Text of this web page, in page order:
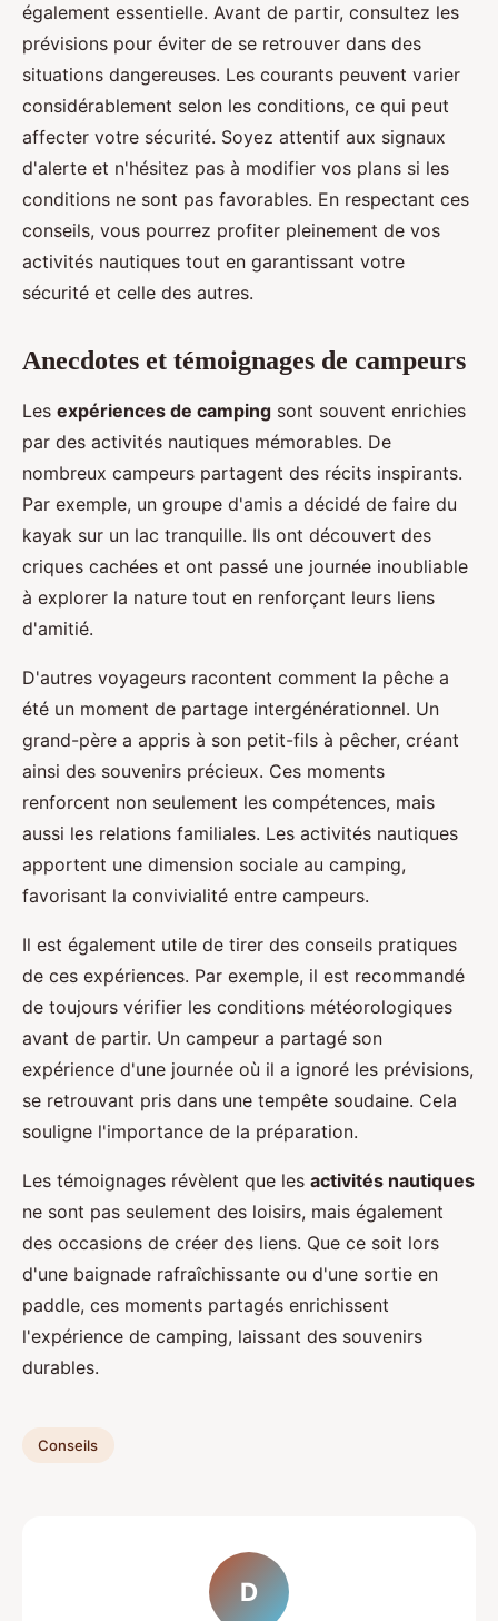
également essentielle. Avant de partir, consultez les
prévisions pour éviter de se retrouver dans des
situations dangereuses. Les courants peuvent varier
considérablement selon les conditions, ce qui peut
affecter votre sécurité. Soyez attentif aux signaux
d'alerte et n'hésitez pas à modifier vos plans si les
conditions ne sont pas favorables. En respectant ces
conseils, vous pourrez profiter pleinement de vos
activités nautiques tout en garantissant votre
sécurité et celle des autres.
Anecdotes et témoignages de campeurs
Les expériences de camping sont souvent enrichies
par des activités nautiques mémorables. De
nombreux campeurs partagent des récits inspirants.
Par exemple, un groupe d'amis a décidé de faire du
kayak sur un lac tranquille. Ils ont découvert des
criques cachées et ont passé une journée inoubliable
à explorer la nature tout en renforçant leurs liens
d'amitié.
D'autres voyageurs racontent comment la pêche a
été un moment de partage intergénérationnel. Un
grand-père a appris à son petit-fils à pêcher, créant
ainsi des souvenirs précieux. Ces moments
renforcent non seulement les compétences, mais
aussi les relations familiales. Les activités nautiques
apportent une dimension sociale au camping,
favorisant la convivialité entre campeurs.
Il est également utile de tirer des conseils pratiques
de ces expériences. Par exemple, il est recommandé
de toujours vérifier les conditions météorologiques
avant de partir. Un campeur a partagé son
expérience d'une journée où il a ignoré les prévisions,
se retrouvant pris dans une tempête soudaine. Cela
souligne l'importance de la préparation.
Les témoignages révèlent que les activités nautiques
ne sont pas seulement des loisirs, mais également
des occasions de créer des liens. Que ce soit lors
d'une baignade rafraîchissante ou d'une sortie en
paddle, ces moments partagés enrichissent
l'expérience de camping, laissant des souvenirs
durables.
Conseils
D